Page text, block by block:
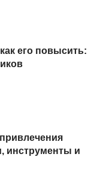
его повысить:
инструменты и